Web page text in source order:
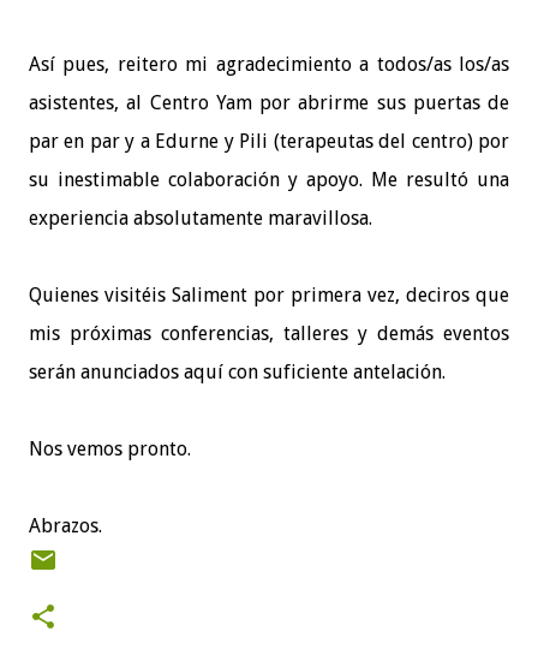
Así pues, reitero mi agradecimiento a todos/as los/as
asistentes, al Centro Yam por abrirme sus puertas de
par en par y a Edurne y Pili (terapeutas del centro) por
su inestimable colaboración y apoyo. Me resultó una
experiencia absolutamente maravillosa.
Quienes visitéis Saliment por primera vez, deciros que
mis próximas conferencias, talleres y demás eventos
serán anunciados aquí con suficiente antelación.
Nos vemos pronto.
Abrazos.